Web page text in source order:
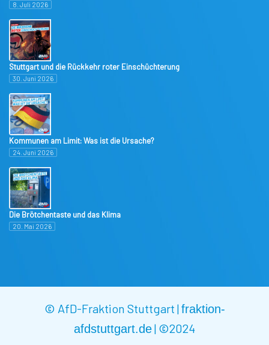
8. Juli 2026
Stuttgart und die Rückkehr roter Einschüchterung
30. Juni 2026
Kommunen am Limit: Was ist die Ursache?
24. Juni 2026
Die Brötchentaste und das Klima
20. Mai 2026
© AfD-Fraktion Stuttgart |fraktion-
afdstuttgart.de| ©2024